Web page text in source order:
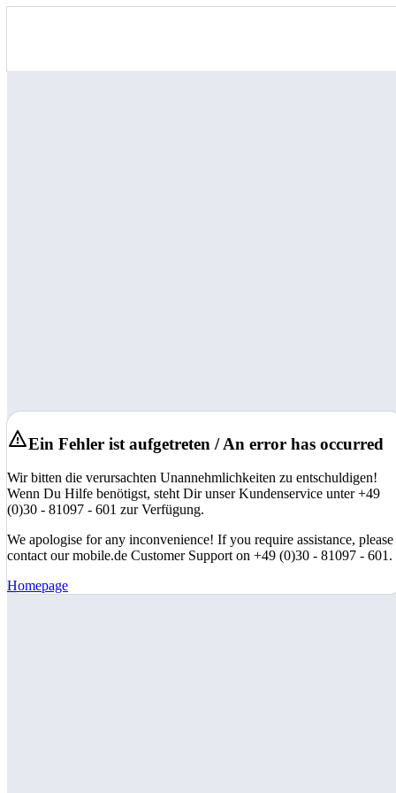
Ein Fehler ist aufgetreten / An error has occurred
Wir bitten die verursachten Unannehmlichkeiten zu entschuldigen!
Wenn Du Hilfe benötigst, steht Dir unser Kundenservice unter +49
(0)30 - 81097 - 601 zur Verfügung.
We apologise for any inconvenience! If you require assistance, please
contact our mobile.de Customer Support on +49 (0)30 - 81097 - 601.
Homepage